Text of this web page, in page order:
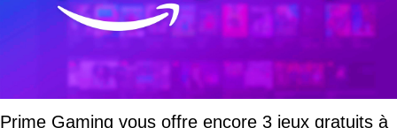
Prime Gaming vous offre encore 3 jeux gratuits à